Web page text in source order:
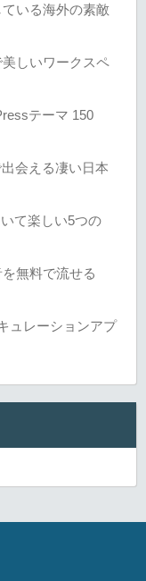
いる海外の素敵
しいワークスペ
テーマ 150
会える凄い日本
て楽しい5つの
無料で流せる
ュレーションアプ